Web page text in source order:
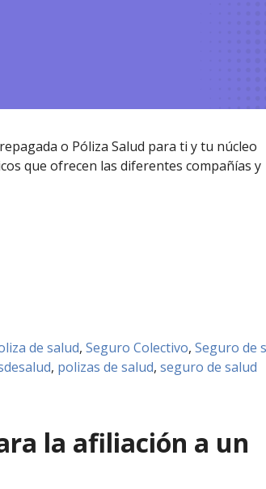
o Póliza Salud para ti y tu núcleo
que ofrecen las diferentes compañías y
de salud, Seguro Colectivo, Seguro de
, polizas de salud, seguro de salud
la afiliación a un